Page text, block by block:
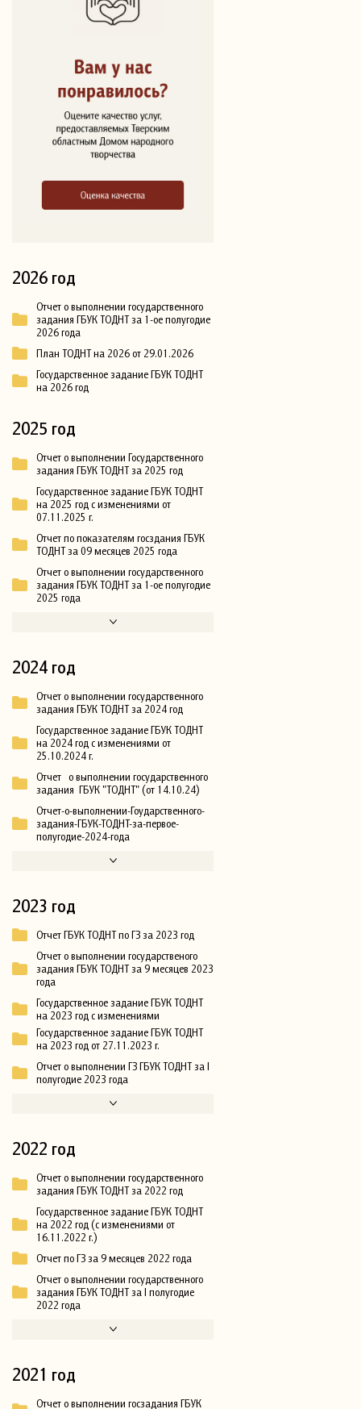
2026 год
Отчет о выполнении государственного
задания ГБУК ТОДНТ за 1-ое полугодие
2026 года
План ТОДНТ на 2026 от 29.01.2026
Государственное задание ГБУК ТОДНТ
на 2026 год
2025 год
Отчет о выполнении Государственного
задания ГБУК ТОДНТ за 2025 год
Государственное задание ГБУК ТОДНТ
на 2025 год с изменениями от
07.11.2025 г.
Отчет по показателям госздания ГБУК
ТОДНТ за 09 месяцев 2025 года
Отчет о выполнении государственного
задания ГБУК ТОДНТ за 1-ое полугодие
2025 года
2024 год
Отчет о выполнении государственного
задания ГБУК ТОДНТ за 2024 год
Государственное задание ГБУК ТОДНТ
на 2024 год с изменениями от
25.10.2024 г.
Отчет о выполнении государственного
задания ГБУК "ТОДНТ" (от 14.10.24)
Отчет-о-выполнении-Гоударственного-
задания-ГБУК-ТОДНТ-за-первое-
полугодие-2024-года
2023 год
Отчет ГБУК ТОДНТ по ГЗ за 2023 год
Отчет о выполнении государственого
задания ГБУК ТОДНТ за 9 месяцев 2023
года
Государственное задание ГБУК ТОДНТ
на 2023 год с изменениями
Государственное задание ГБУК ТОДНТ
на 2023 год от 27.11.2023 г.
Отчет о выполнении ГЗ ГБУК ТОДНТ за I
полугодие 2023 года
2022 год
Отчет о выполнении государственного
задания ГБУК ТОДНТ за 2022 год
Государственное задание ГБУК ТОДНТ
на 2022 год (с изменениями от
16.11.2022 г.)
Отчет по ГЗ за 9 месяцев 2022 года
Отчет о выполнении государственного
задания ГБУК ТОДНТ за I полугодие
2022 года
2021 год
Отчет о выполнении госзадания ГБУК